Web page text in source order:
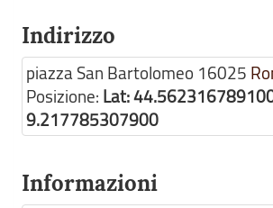
Indirizzo
piazza San Bartolomeo 16025
Posizione: Lat:
9.217785307900
Informazioni